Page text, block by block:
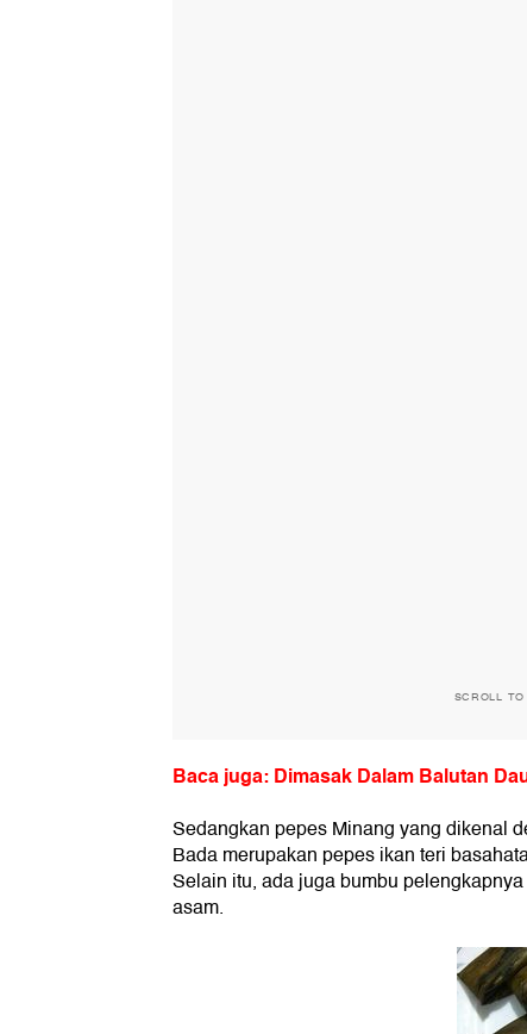
SCROLL
Baca juga: Dimasak Dalam Balutan
Sedangkan pepes Minang yang dikenal
Bada merupakan pepes ikan teri
Selain itu, ada juga bumbu
asam.